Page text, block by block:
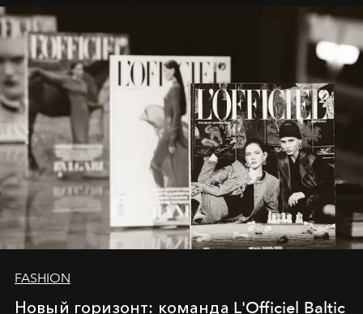
framework where creativity, commerce, and culture
converge with surgical precision.
FASHION
Новый горизонт: команда L'Officiel Baltic